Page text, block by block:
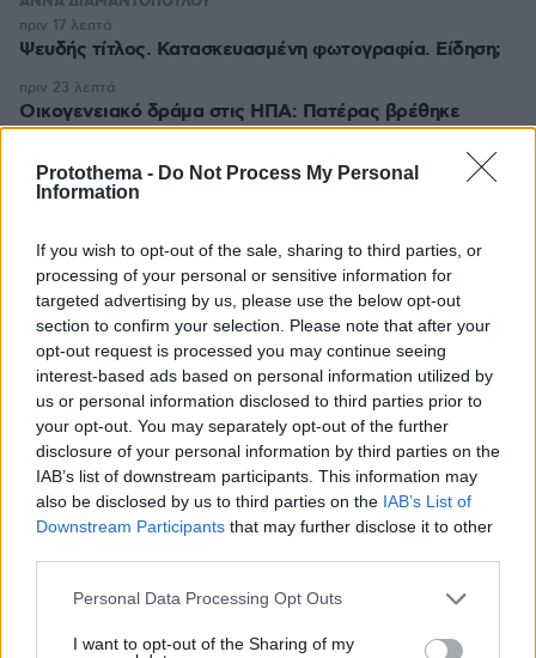
Protothema - Do Not Process My Personal
Information
If you wish to opt-out of the sale, sharing to third parties, or
processing of your personal or sensitive information for
targeted advertising by us, please use the below opt-out
section to confirm your selection. Please note that after your
opt-out request is processed you may continue seeing
interest-based ads based on personal information utilized by
us or personal information disclosed to third parties prior to
your opt-out. You may separately opt-out of the further
disclosure of your personal information by third parties on the
IAB’s list of downstream participants. This information may
also be disclosed by us to third parties on the IAB’s List of
Downstream Participants that may further disclose it to other
Please note that this website/app uses one or more Google
not limited to your visit or usage behaviour. You may click to
Personal Data Processing Opt Outs
I want to opt-out of the Sharing of my
Ψευδής τίτλος. Κατασκευασμένη φωτογραφία. Είδηση;
πριν 17 λεπτά
Οικογενειακό δράμα στις ΗΠΑ: Πατέρας βρέθηκε
νεκρός με τις δύο κόρες του λίγες ώρες μετά το
δικαστήριο για διαζύγιο με τη μητέρα τους
πριν 23 λεπτά
Κολομβία: Η γυναίκα προσπάθησε να προστατεύσει τον
άνδρα της, ήταν γονείς 6χρονου κοριτσιού, δείτε βίντεο
πριν 34 λεπτά
H Αποστολία Ζώη φωτογραφίζεται στην παραλία
«χαρούμενη, γεμάτη αλμύρα»
πριν μία ώρα
Έρευνα σε βάρος 116 αστυνομικών στην Κόστα Ρίκα για
διασυνδέσεις με το οργανωμένο έγκλημα
πριν μία ώρα
Το μενού της ημέρας – Τι τρώμε σήμερα Πέμπτη
(6/8/2026)
πριν μία ώρα
Δύο εκρήξεις κοντά σε δεξαμενόπλοιο στα Στενά του
Ορμούζ, ασφαλές το πλήρωμα
06.08.2026, 05:45
06.08.2026, 05:30